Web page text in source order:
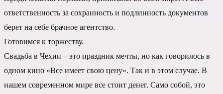
ответственность за сохранность и подлинность документов
берет на себе брачное агентство.
Готовимся к торжеству.
Свадьба в Чехии – это праздник мечты, но как говорилось в
одном кино «Все имеет свою цену». Так и в этом случае. В
нашем современном мире все стоит денег. Само собой, это